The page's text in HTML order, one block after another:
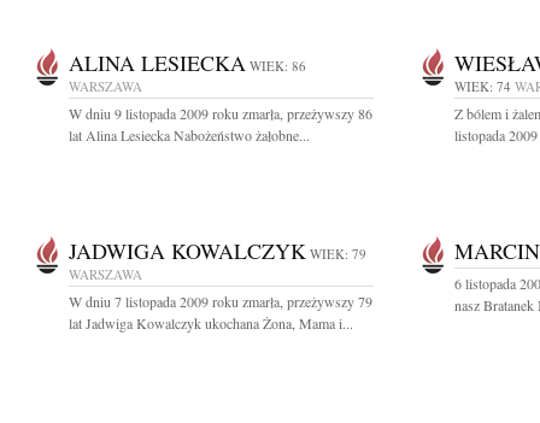
ALINA LESIECKA WIEK: 86
WARSZAWA
W dniu 9 listopada 2009 roku zmarła, przeżywszy 86
lat Alina Lesiecka Nabożeństwo żałobne...
WIEK: 74
Z bólem i
listopada
JADWIGA KOWALCZYK WIEK: 79
WARSZAWA
W dniu 7 listopada 2009 roku zmarła, przeżywszy 79
lat Jadwiga Kowalczyk ukochana Żona, Mama i...
6 listopada
nasz